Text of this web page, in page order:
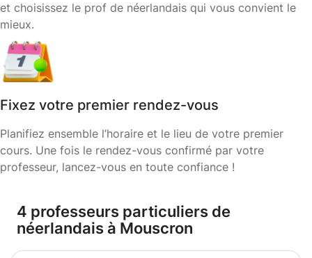
et choisissez le prof de néerlandais qui vous convient le
mieux.
Fixez votre premier rendez-vous
Planifiez ensemble l’horaire et le lieu de votre premier
cours. Une fois le rendez-vous confirmé par votre
professeur, lancez-vous en toute confiance !
4 professeurs particuliers de
néerlandais à Mouscron